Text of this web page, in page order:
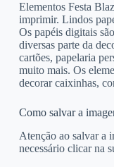
Elementos Festa
imprimir. Lindos
Os papéis digitais
diversas parte da
cartões, papelaria
muito mais. Os
decorar caixinhas,
Como salvar a
Atenção ao salvar a
necessário clicar na